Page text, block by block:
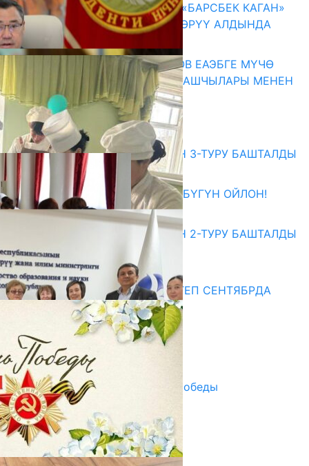
КЫРГЫЗ ТАРЫХЫ ТАСМАДА: «БАРСБЕК КАГАН»
КӨРКӨМ ТАСМАСЫ ЖАРЫК КӨРҮҮ АЛДЫНДА
07.08.2026
ПРЕЗИДЕНТ САДЫР ЖАПАРОВ ЕАЭБГЕ МҮЧӨ
МАМЛЕКЕТТЕРДИН ӨКМӨТ БАШЧЫЛАРЫ МЕНЕН
ЖОЛУГУШТУ
07.08.2026
Абитуриент
ЖОЖДОРГО КАБЫЛ АЛУУНУН 3-ТУРУ БАШТАЛДЫ
27.07.2026
ӨЗҮҢДҮН КЕЛЕЧЕГИҢ ҮЧҮН БҮГҮН ОЙЛОН!
20.07.2026
ЖОЖДОРГО КАБЫЛ АЛУУНУН 2-ТУРУ БАШТАЛДЫ
20.07.2026
Медиа
СУЗАКТА 750 ОРУНДУУ МЕКТЕП СЕНТЯБРДА
ПАЙДАЛАНУУГА БЕРИЛЕТ
07.08.2025
Улуу Жеңиштин жандуу сөзү
29.04.2025
Награды в преддверии Дня Победы
29.04.2025